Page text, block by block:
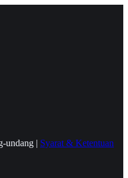
undang | Syarat & Ketentuan